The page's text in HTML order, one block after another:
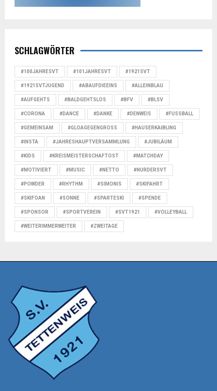
SCHLAGWÖRTER
#100JAHRESVT #101JAHRESVT #1921SVT
#1921SVTJUGEND #ABAUFDIEEINS #ALLEINBLAU
#AUFGEHTS #BALDGEHTSLOS #BFV #BLSV
#CORONA #DANCE #DANKE #DENWEIS #FUSSBALL
#GEMEINSAM #GLOAGEGENGROSS #HAUSERKAIBLING
#INSTA #JAHRESHAUPTVERSAMMLUNG #JUBILÄUM
#KIDS #KREISMEISTERSCHAFTOST #MATCHDAY
#MOTIVIERT #MUSIC #NETTO #NURDERSVT
#POWDER #RHYTHM #SIMONIS #SKIFAHRT
#SKIFOAN #SONNE #SPARTESKI #SPENDE
#SPONSOR #SPORTVEREIN #SVT1921 #VOLLEYBALL
#WEITERIMMERWEITER #ZWEITAGE